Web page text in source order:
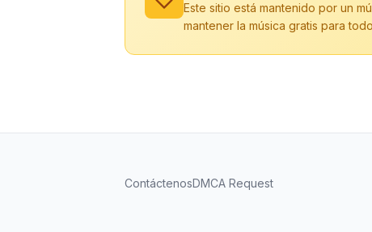
Este sitio está mantenido por un
mantener la música gratis para
ContáctenosDMCA Request